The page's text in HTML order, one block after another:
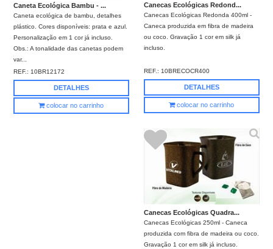
Caneta Ecológica Bambu - ...
Caneta ecológica de bambu, detalhes
plástico. Cores disponíveis: prata e azul.
Personalização em 1 cor já incluso.
Obs.: A tonalidade das canetas podem
var...
REF.: 10BR12172
DETALHES
colocar no carrinho
Canecas Ecológicas Redond...
Canecas Ecológicas Redonda 400ml -
Caneca produzida em fibra de madeira
ou coco. Gravação 1 cor em silk já
incluso.
REF.: 10BRECOCR400
DETALHES
colocar no carrinho
Canecas Ecológicas Quadra...
Canecas Ecológicas 250ml - Caneca
produzida com fibra de madeira ou coco.
Gravação 1 cor em silk já incluso.